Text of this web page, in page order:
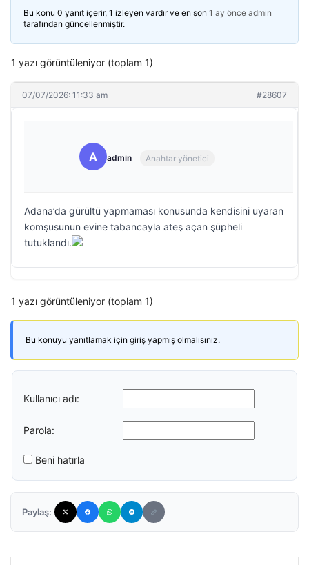
Bu konu 0 yanıt içerir, 1 izleyen vardır ve en son 1 ay önce admin
tarafından güncellenmiştir.
1 yazı görüntüleniyor (toplam 1)
07/07/2026: 11:33 am #28607
A admin Anahtar yönetici
Adana’da gürültü yapmaması konusunda kendisini uyaran
komşusunun evine tabancayla ateş açan şüpheli
tutuklandı.
1 yazı görüntüleniyor (toplam 1)
Bu konuyu yanıtlamak için giriş yapmış olmalısınız.
Kullanıcı adı:
Parola:
Beni hatırla
Paylaş: